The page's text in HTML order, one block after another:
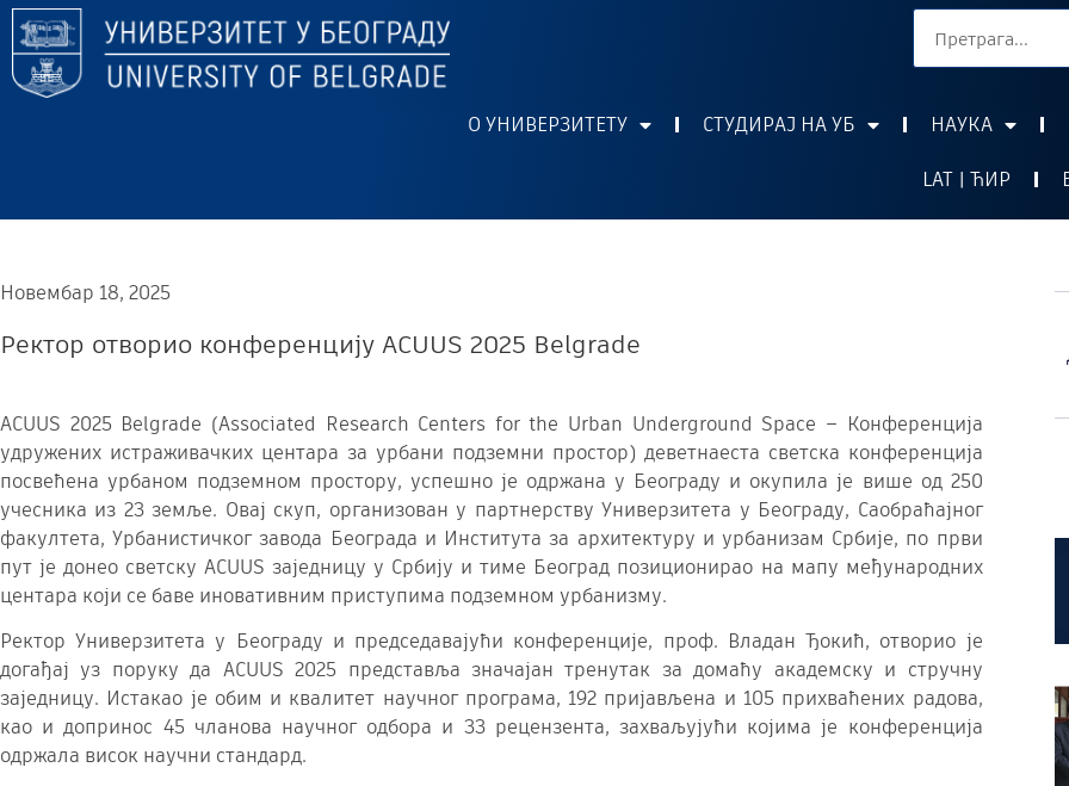
О УНИВЕРЗИТЕТУ СТУДИРАЈ НА УБ НАУКА
LAT | ЋИР
Новембар 18, 2025
Ректор отворио конференцију ACUUS 2025 Belgrade
ACUUS 2025 Belgrade (Associated Research Centers for the Urban Underground Space – Конференциja
удружених истраживачких центара за урбани подземни простор) деветнаеста светска конференција
посвећена урбаном подземном простору, успешно је одржана у Београду и окупила је више од 250
учесника из 23 земље. Овај скуп, организован у партнерству Универзитета у Београду, Саобраћајног
факултета, Урбанистичког завода Београда и Института за архитектуру и урбанизам Србије, по први
пут је донео светску ACUUS заједницу у Србију и тиме Београд позиционирао на мапу међународних
центара који се баве иновативним приступима подземном урбанизму.
Ректор Универзитета у Београду и председавајући конференције, проф. Владан Ђокић, отворио је
догађај уз поруку да ACUUS 2025 представља значајан тренутак за домаћу академску и стручну
заједницу. Истакао је обим и квалитет научног програма, 192 пријављена и 105 прихваћених радова,
као и допринос 45 чланова научног одбора и 33 рецензента, захваљујући којима је конференција
одржала висок научни стандард.